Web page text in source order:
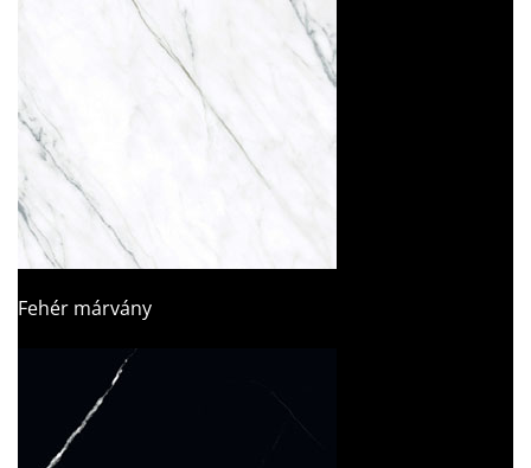
Fehér márvány